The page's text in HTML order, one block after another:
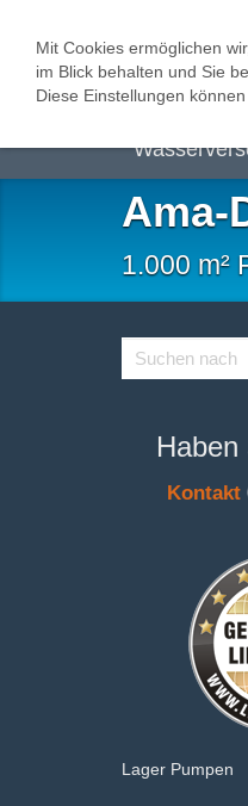
Ama-
1.000 m²
Kontakt
Lager Pumpen
Mit Cookies ermöglichen
im Blick behalten und Sie
Diese Einstellungen